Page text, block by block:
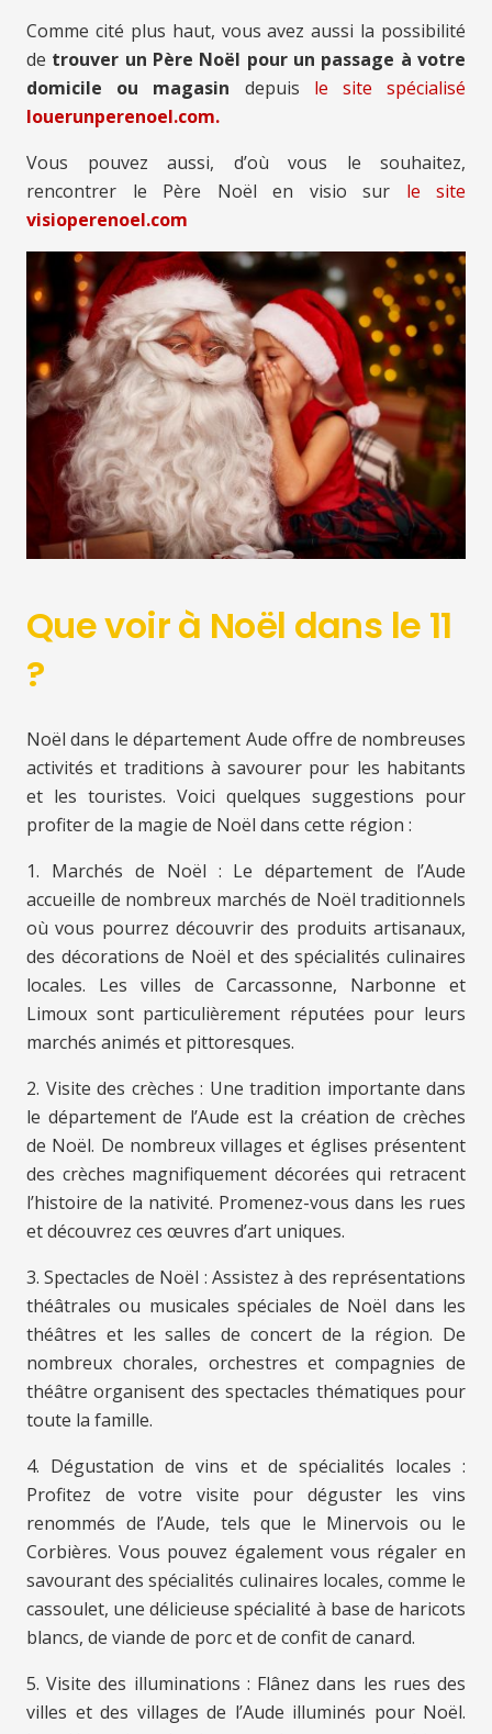
Comme cité plus haut, vous avez aussi la possibilité
de trouver un Père Noël pour un passage à votre
domicile ou magasin depuis le site spécialisé
louerunperenoel.com.
Vous pouvez aussi, d’où vous le souhaitez,
rencontrer le Père Noël en visio sur le site
visioperenoel.com
Que voir à Noël dans le 11
?
Noël dans le département Aude offre de nombreuses
activités et traditions à savourer pour les habitants
et les touristes. Voici quelques suggestions pour
profiter de la magie de Noël dans cette région :
1. Marchés de Noël : Le département de l’Aude
accueille de nombreux marchés de Noël traditionnels
où vous pourrez découvrir des produits artisanaux,
des décorations de Noël et des spécialités culinaires
locales. Les villes de Carcassonne, Narbonne et
Limoux sont particulièrement réputées pour leurs
marchés animés et pittoresques.
2. Visite des crèches : Une tradition importante dans
le département de l’Aude est la création de crèches
de Noël. De nombreux villages et églises présentent
des crèches magnifiquement décorées qui retracent
l’histoire de la nativité. Promenez-vous dans les rues
et découvrez ces œuvres d’art uniques.
3. Spectacles de Noël : Assistez à des représentations
théâtrales ou musicales spéciales de Noël dans les
théâtres et les salles de concert de la région. De
nombreux chorales, orchestres et compagnies de
théâtre organisent des spectacles thématiques pour
toute la famille.
4. Dégustation de vins et de spécialités locales :
Profitez de votre visite pour déguster les vins
renommés de l’Aude, tels que le Minervois ou le
Corbières. Vous pouvez également vous régaler en
savourant des spécialités culinaires locales, comme le
cassoulet, une délicieuse spécialité à base de haricots
blancs, de viande de porc et de confit de canard.
5. Visite des illuminations : Flânez dans les rues des
villes et des villages de l’Aude illuminés pour Noël.